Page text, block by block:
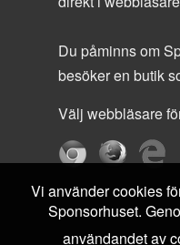
Du påminns om
besöker en butik
Välj webbläsare
Vi använder cookies
Sponsorhuset.
användandet av